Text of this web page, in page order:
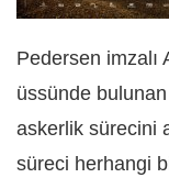
Pedersen imzalı
üssünde
askerlik sürecini
süreci herhangi